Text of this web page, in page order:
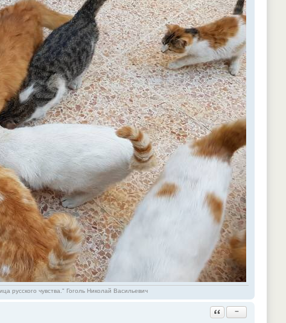
русского чувства." Гоголь Николай Васильевич
Ответить с цитатой
−